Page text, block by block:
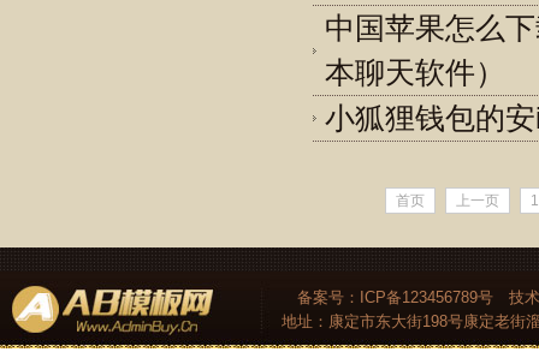
中国苹果怎么
本聊天软件）
小狐狸钱包的
首页 上一页 1
备案号：ICP备123456789号 技
地址：康定市东大街198号康定老